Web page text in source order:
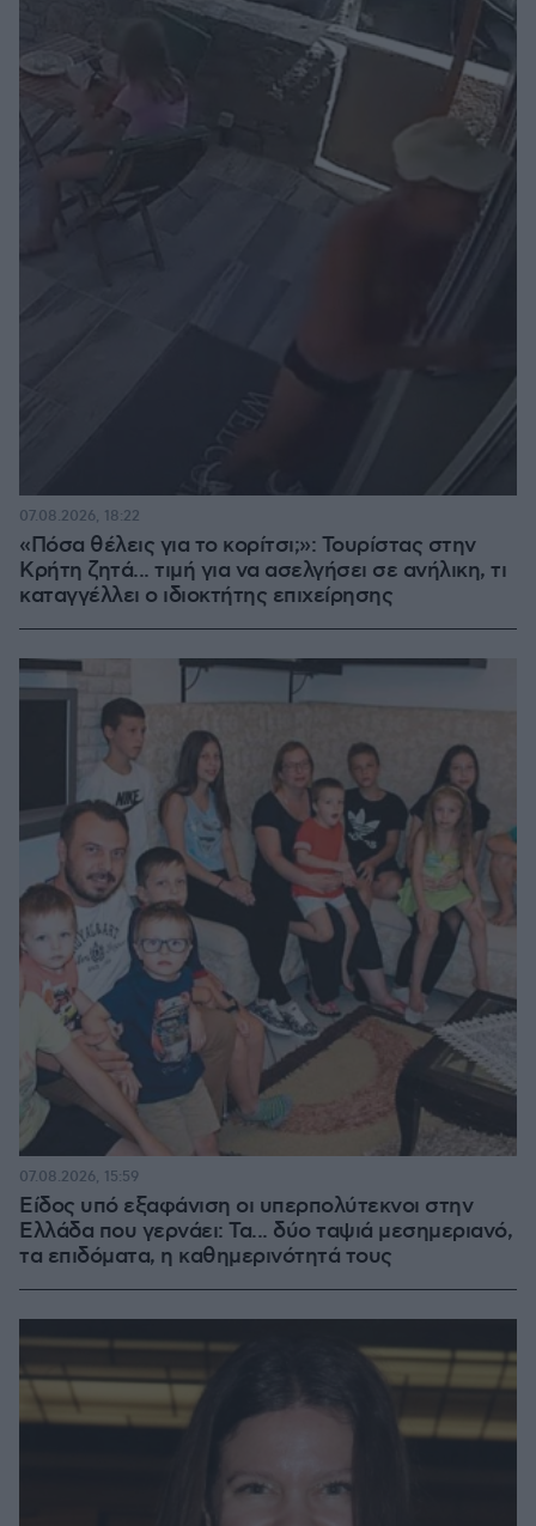
«Πόσα θέλεις για το κορίτσι;»: Τουρίστας στην
Κρήτη ζητά... τιμή για να ασελγήσει σε ανήλικη, τι
καταγγέλλει ο ιδιοκτήτης επιχείρησης
07.08.2026, 18:22
Είδος υπό εξαφάνιση οι υπερπολύτεκνοι στην
Ελλάδα που γερνάει: Τα... δύο ταψιά μεσημεριανό,
τα επιδόματα, η καθημερινότητά τους
07.08.2026, 15:59